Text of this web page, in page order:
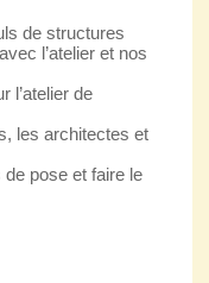
de structures
l’atelier et nos
l’atelier de
les architectes et
pose et faire le